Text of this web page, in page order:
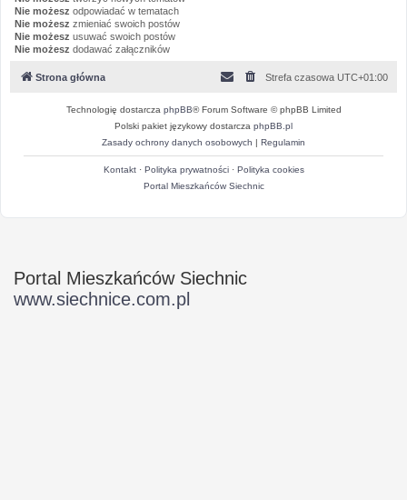
Nie możesz odpowiadać w tematach
Nie możesz zmieniać swoich postów
Nie możesz usuwać swoich postów
Nie możesz dodawać załączników
Strona główna Strefa czasowa UTC+01:00
Technologię dostarcza phpBB® Forum Software © phpBB Limited
Polski pakiet językowy dostarcza phpBB.pl
Zasady ochrony danych osobowych | Regulamin
Kontakt· Polityka prywatności· Polityka cookies
Portal Mieszkańców Siechnic
Portal Mieszkańców Siechnic
www.siechnice.com.pl